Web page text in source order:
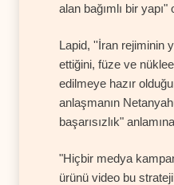
alan bağımlı bir
Lapid, ''İran rejiminin
ettiğini, füze ve
edilmeye hazır
anlaşmanın
başarısızlık"
"Hiçbir medya
ürünü video bu